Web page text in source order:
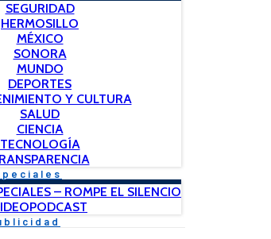
SEGURIDAD
HERMOSILLO
MÉXICO
SONORA
MUNDO
DEPORTES
Y CULTURA
SALUD
CIENCIA
TECNOLOGÍA
– ROMPE EL SILENCIO